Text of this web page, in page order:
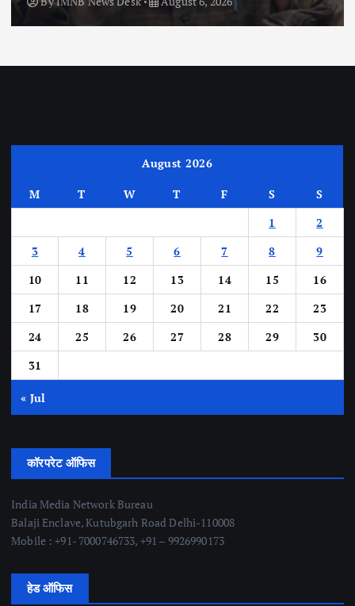
August 2026
M T W T F S
S
1
2
3
4 5 6 7 8
9
10
11 12 13 14 15
16
17
18 19 20 21 22
23
24
25 26 27 28 29
30
31
« Jul
कॉरपरेट ऑफिस
India Media Network Bureau
Balaji Enclave, Kutubgarh Road Delhi-110008
Mobile : +91- 7000746733, +91 – 9926990173
हेड ऑफिस